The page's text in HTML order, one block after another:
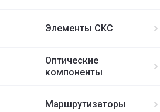
Элементы СКС
Оптические
компоненты
Маршрутизаторы